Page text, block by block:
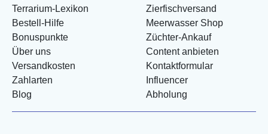
Terrarium-Lexikon
Bestell-Hilfe
Bonuspunkte
Über uns
Versandkosten
Zahlarten
Blog
Zierfischversand
Meerwasser Shop
Züchter-Ankauf
Content anbieten
Kontaktformular
Influencer
Abholung